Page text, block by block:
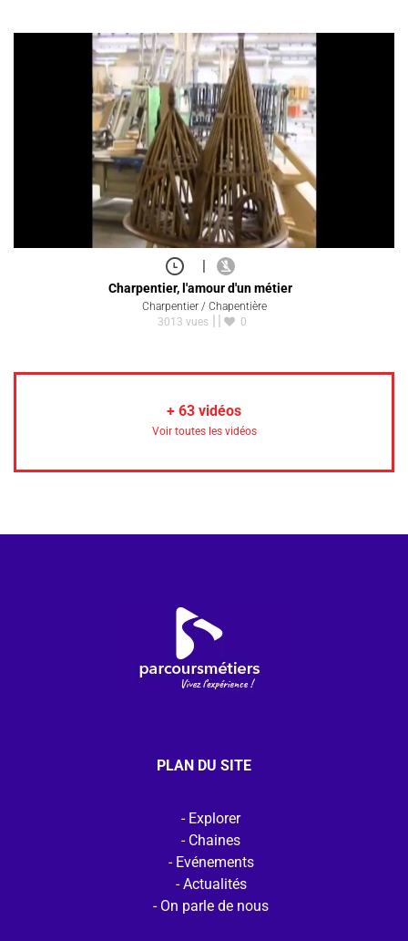
|
Charpentier, l'amour d'un métier
Charpentier / Chapentière
3013 vues
0
+ 63 vidéos
Voir toutes les vidéos
PLAN DU SITE
Explorer
Chaines
Evénements
Actualités
On parle de nous